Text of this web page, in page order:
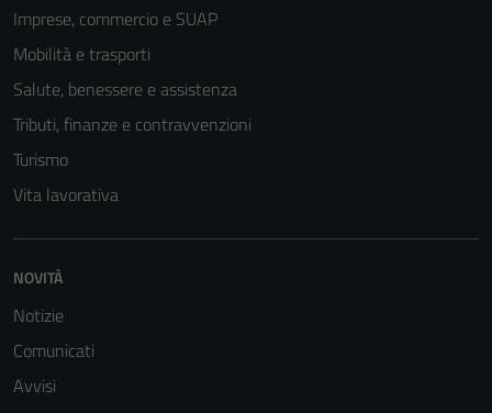
Imprese, commercio e SUAP
Mobilità e trasporti
Salute, benessere e assistenza
Tributi, finanze e contravvenzioni
Turismo
Vita lavorativa
NOVITÀ
Notizie
Comunicati
Avvisi